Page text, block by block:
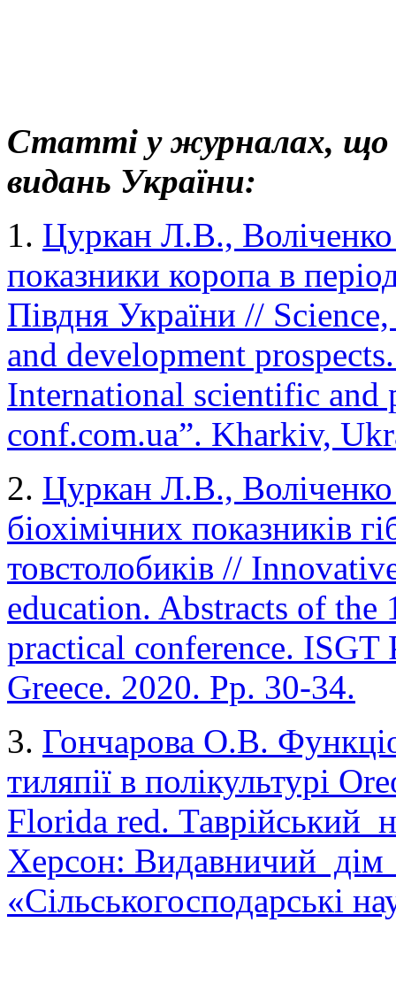
Статті у журналах, що
видань України:
1. Цуркан Л.В.,
показники коропа в
Півдня України //
and development
International scientific and
conf.com.ua”. Kharkiv,
2. Цуркан Л.В.,
біохімічних показників
товстолобиків //
education. Abstracts of
practical conference.
Greece. 2020. Pp. 30-34.
3. Гончарова О.В.
тиляпії в полікультурі
Florida red. Таврійський
Херсон: Видавничий дім
«Сільськогосподарські